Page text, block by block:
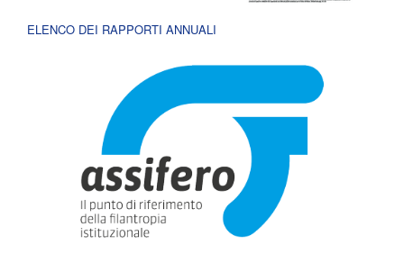
ELENCO DEI RAPPORTI ANNUALI